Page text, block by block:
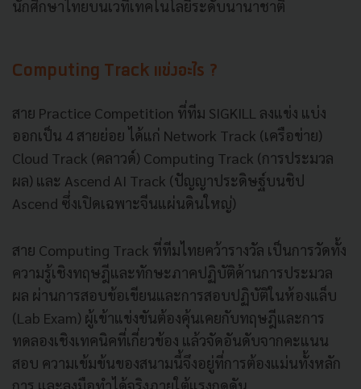
นักศึกษาไทยบนเวทีเทคโนโลยีระดับนานาชาติ
Computing Track แข่งอะไร ?
สาย Practice Competition ที่ทีม SIGKILL ลงแข่ง แบ่ง
ออกเป็น 4 สายย่อย ได้แก่ Network Track (เครือข่าย)
Cloud Track (คลาวด์) Computing Track (การประมวล
ผล) และ Ascend AI Track (ปัญญาประดิษฐ์บนชิป
Ascend ซึ่งเปิดเฉพาะจีนแผ่นดินใหญ่)
สาย Computing Track ที่ทีมไทยคว้ารางวัล เป็นการวัดทั้ง
ความรู้เชิงทฤษฎีและทักษะภาคปฏิบัติด้านการประมวล
ผล ผ่านการสอบข้อเขียนและการสอบปฏิบัติในห้องแล็บ
(Lab Exam) ผู้เข้าแข่งขันต้องคุ้นเคยกับทฤษฎีและการ
ทดลองเชิงเทคนิคที่เกี่ยวข้อง แล้วจัดอันดับจากคะแนน
สอบ ความเข้มข้นของสนามนี้จึงอยู่ที่การต้องแม่นทั้งหลัก